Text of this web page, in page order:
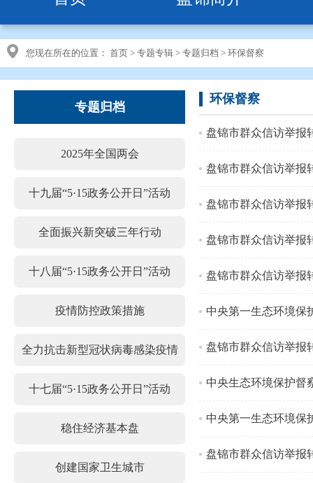
您现在所在的位置： 首页 > 专题专辑 > 专题归档 > 环保督察
专题归档
2025年全国两会
十九届“5·15政务公开日”活动
全面振兴新突破三年行动
十八届“5·15政务公开日”活动
疫情防控政策措施
全力抗击新型冠状病毒感染疫情
十七届“5·15政务公开日”活动
稳住经济基本盘
创建国家卫生城市
环保督察
盘锦市群众信访举报
盘锦市群众信访举报
盘锦市群众信访举报
盘锦市群众信访举报
盘锦市群众信访举报
中央第一生态环境保
盘锦市群众信访举报
中央生态环境保护督
中央第一生态环境保
盘锦市群众信访举报